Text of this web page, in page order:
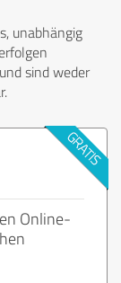
unabhängig
sind weder
Online-